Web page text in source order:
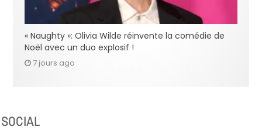
« Naughty »: Olivia Wilde réinvente la comédie de
Noël avec un duo explosif !
7 jours ago
SOCIAL